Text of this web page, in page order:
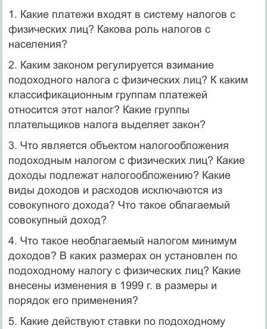
1. Какие платежи входят в систему налогов с
физических лиц? Какова роль налогов с
населения?
2. Каким законом регулируется взимание
подоходного налога с физи­ческих лиц? К каким
классификационным группам платежей
относится этот налог? Какие группы
плательщиков налога выделяет закон?
3. Что является объектом налогообложения
подоходным налогом с физических лиц? Какие
доходы подлежат налогообложению? Какие
виды доходов и расходов исключаются из
совокупного дохода? Что такое обла­гаемый
совокупный доход?
4. Что такое необлагаемый налогом минимум
доходов? В каких разме­рах он установлен по
подоходному налогу с физических лиц? Какие
вне­сены изменения в 1999 г. в размеры и
порядок его применения?
5. Какие действуют ставки по подоходному